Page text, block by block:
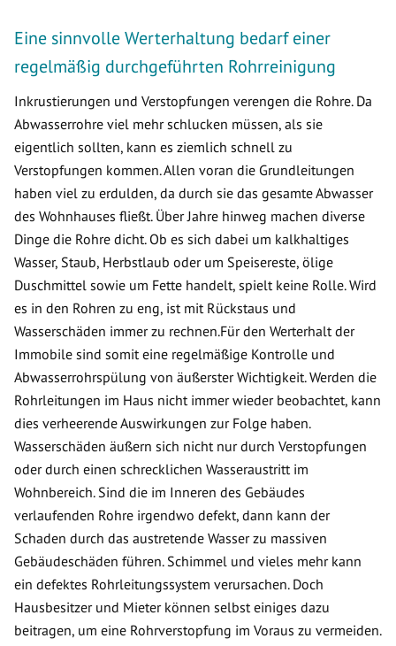
Eine sinnvolle Werterhaltung bedarf einer
regelmäßig durchgeführten Rohrreinigung
Inkrustierungen und Verstopfungen verengen die Rohre. Da
Abwasserrohre viel mehr schlucken müssen, als sie
eigentlich sollten, kann es ziemlich schnell zu
Verstopfungen kommen. Allen voran die Grundleitungen
haben viel zu erdulden, da durch sie das gesamte Abwasser
des Wohnhauses fließt. Über Jahre hinweg machen diverse
Dinge die Rohre dicht. Ob es sich dabei um kalkhaltiges
Wasser, Staub, Herbstlaub oder um Speisereste, ölige
Duschmittel sowie um Fette handelt, spielt keine Rolle. Wird
es in den Rohren zu eng, ist mit Rückstaus und
Wasserschäden immer zu rechnen.Für den Werterhalt der
Immobile sind somit eine regelmäßige Kontrolle und
Abwasserrohrspülung von äußerster Wichtigkeit. Werden die
Rohrleitungen im Haus nicht immer wieder beobachtet, kann
dies verheerende Auswirkungen zur Folge haben.
Wasserschäden äußern sich nicht nur durch Verstopfungen
oder durch einen schrecklichen Wasseraustritt im
Wohnbereich. Sind die im Inneren des Gebäudes
verlaufenden Rohre irgendwo defekt, dann kann der
Schaden durch das austretende Wasser zu massiven
Gebäudeschäden führen. Schimmel und vieles mehr kann
ein defektes Rohrleitungssystem verursachen. Doch
Hausbesitzer und Mieter können selbst einiges dazu
beitragen, um eine Rohrverstopfung im Voraus zu vermeiden.